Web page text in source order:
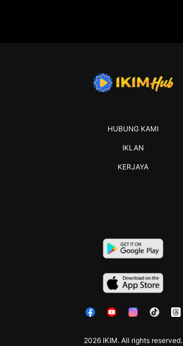
2026 IKIM. All rights reserved.
HUBUNG KAMI
IKLAN
KERJAYA